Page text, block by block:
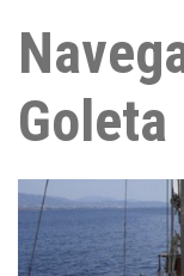
Goleta